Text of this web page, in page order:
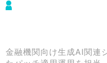
金融機関向け生成AI関連